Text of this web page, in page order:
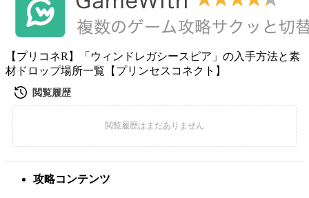
【プリコネR】「ウィンドレガシースピア」の入手方法と素
材ドロップ場所一覧【プリンセスコネクト】
攻略コンテンツ